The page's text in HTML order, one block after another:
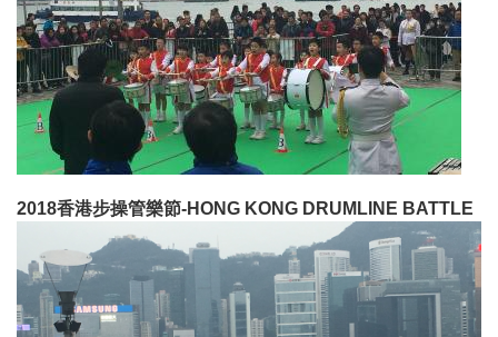
2018香港步操管樂節-HONG KONG DRUMLINE BATTLE